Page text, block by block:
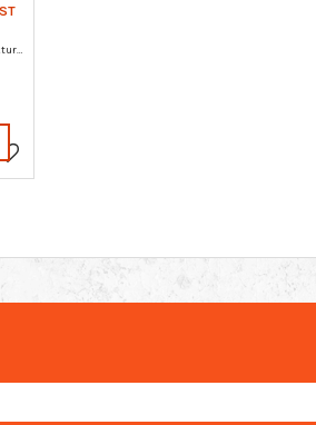
Termoplast, Svart, matt struktur, Gängad tapp i stål, elförzinkad
Lägg till i favoriter